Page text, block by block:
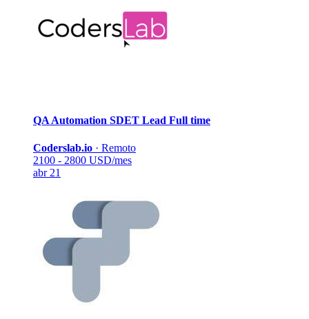
QA Automation SDET Lead Full time
Coderslab.io · Remoto
2100 - 2800 USD/mes
abr 21